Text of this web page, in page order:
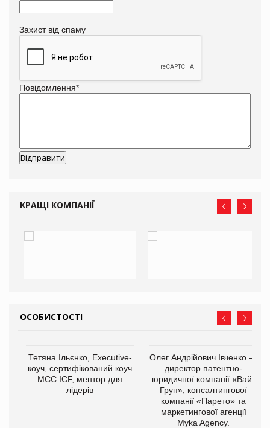
Захист від спаму
Повідомлення*
КРАЩІ КОМПАНІЇ
ОСОБИСТОСТІ
Тетяна Ільєнко, Executive-
коуч, сертифікований коуч
МСС ICF, ментор для
лідерів
Олег Андрійович Івченко —
директор патентно-
юридичної компанії «Вайз
Груп», консалтингової
компанії «Парето» та
маркетингової агенції
Myka Agency.